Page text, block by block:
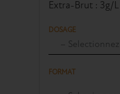
Extra-Brut : 3g/
DOSAGE
FORMAT